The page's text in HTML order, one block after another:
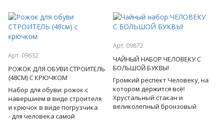
Арт. 09632
РОЖОК ДЛЯ ОБУВИ СТРОИТЕЛЬ
(48СМ) С КРЮЧКОМ
Набор для обуви: рожок с
навершием в виде строителя
и крючок в виде погрузчика
- для человека самой
Арт. 09872
ЧАЙНЫЙ НАБОР ЧЕЛОВЕКУ С
БОЛЬШОЙ БУКВЫ!
Громкий респект Человеку, на
котором держится всё!
Хрустальный стакан и
великолепный бронзовый